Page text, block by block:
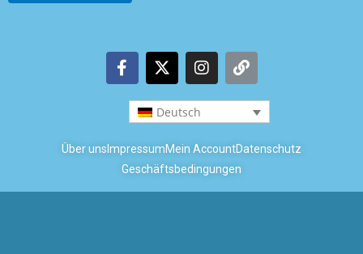
Deutsch
Über uns ImpressumMein AccountDatenschutz
Geschäftsbedingungen